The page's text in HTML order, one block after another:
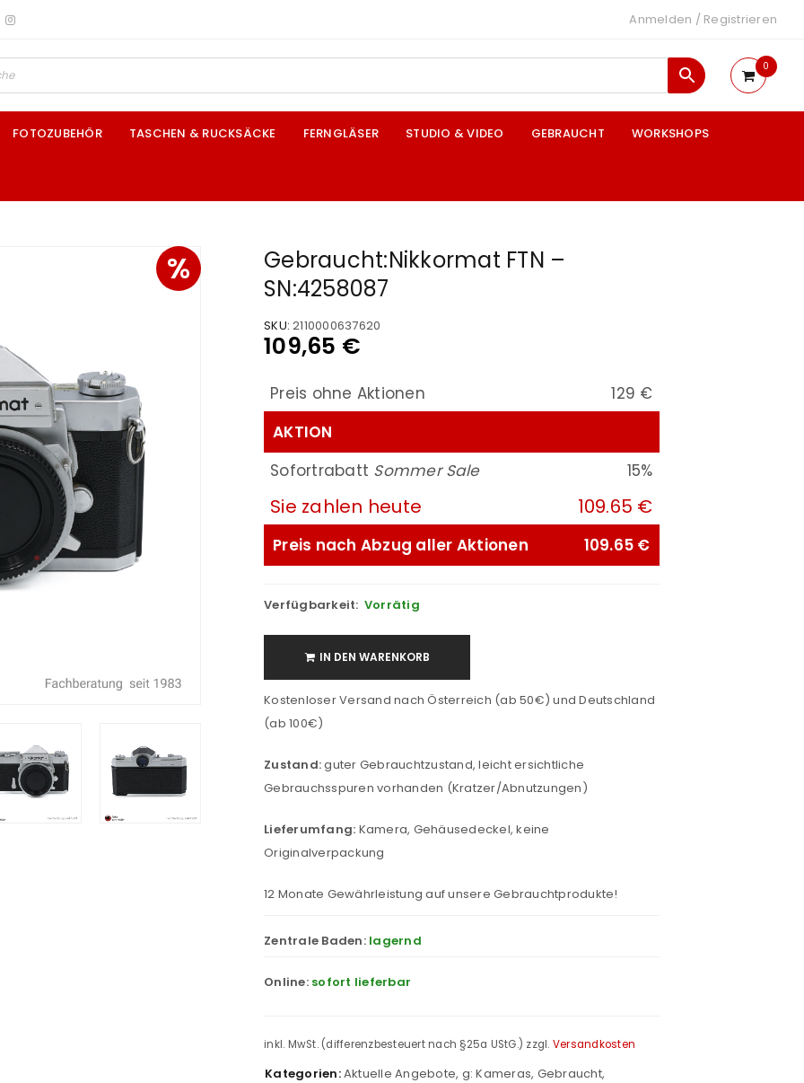
Anmelden / Registrieren
0
FOTOZUBEHÖR TASCHEN & RUCKSÄCKE FERNGLÄSER STUDIO & VIDEO GEBRAUCHT WORKSHOPS
%
Gebraucht:Nikkormat FTN –
SN:4258087
SKU: 2110000637620
109,65 €
Preis ohne Aktionen
129 €
AKTION
Sofortrabatt Sommer Sale 15%
Sie zahlen heute 109.65 €
Preis nach Abzug aller Aktionen 109.65 €
Verfügbarkeit: Vorrätig
IN DEN WARENKORB
Kostenloser Versand nach Österreich (ab 50€) und Deutschland
(ab 100€)
Zustand:guter Gebrauchtzustand, leicht ersichtliche
Gebrauchsspuren vorhanden (Kratzer/Abnutzungen)
Lieferumfang: Kamera, Gehäusedeckel, keine
Originalverpackung
12 Monate Gewährleistung auf unsere Gebrauchtprodukte!
Zentrale Baden: lagernd
Online: sofort lieferbar
inkl. MwSt. (differenzbesteuert nach §25a UStG.) zzgl. Versandkosten
Kategorien:Aktuelle Angebote, g: Kameras, Gebraucht,